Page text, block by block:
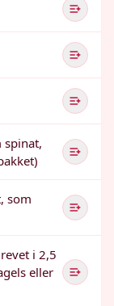
spinat,
som
i 2,5
eller